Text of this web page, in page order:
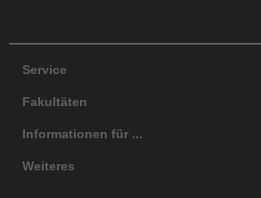
Service
Fakultäten
Informationen für ...
Weiteres